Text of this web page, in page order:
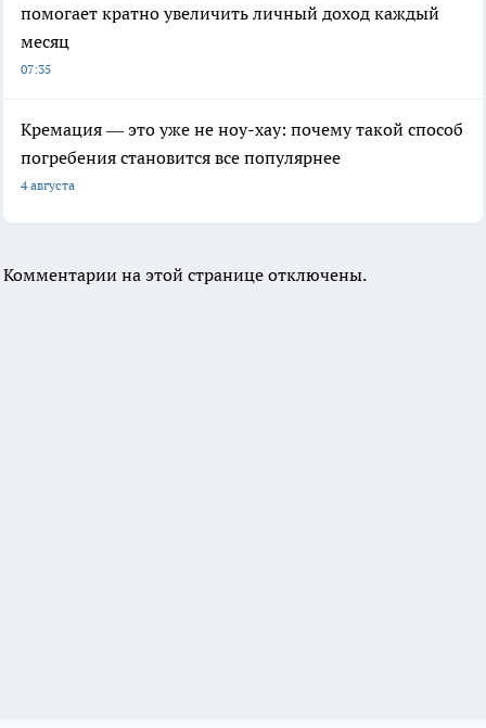
помогает кратно увеличить личный доход каждый
месяц
07:35
Кремация — это уже не ноу-хау: почему такой способ
погребения становится все популярнее
4 августа
Комментарии на этой странице отключены.